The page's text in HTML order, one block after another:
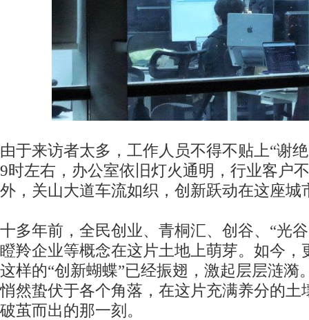
由于来访者太多，工作人员不得不贴上“谢
9时左右，办公室依旧灯火通明，行业客户
外，关山大道车流如织，创新跃动在这座城
十多年前，全民创业、青桐汇、创谷、“光
瞪羚企业等概念在这片土地上萌芽。如今，
这样的“创新蝴蝶”已经振翅，激起层层涟漪
悄然蛰伏于各个角落，在这片充满养分的土
破茧而出的那一刻。